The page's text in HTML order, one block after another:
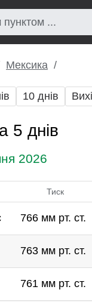
Мексика
10 днів
5 днів
2026
Тиск
766 мм рт. ст.
763 мм рт. ст.
761 мм рт. ст.